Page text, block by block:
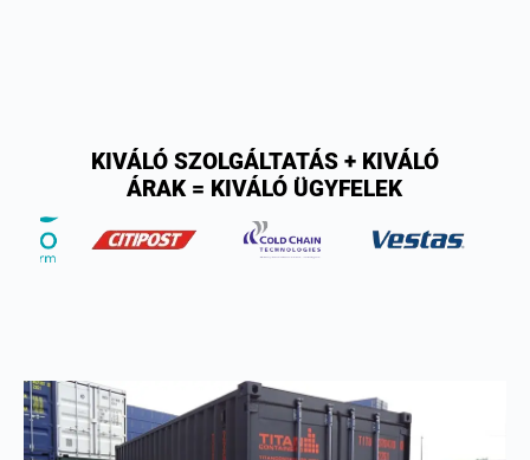
KIVÁLÓ SZOLGÁLTATÁS + KIVÁLÓ
ÁRAK = KIVÁLÓ ÜGYFELEK